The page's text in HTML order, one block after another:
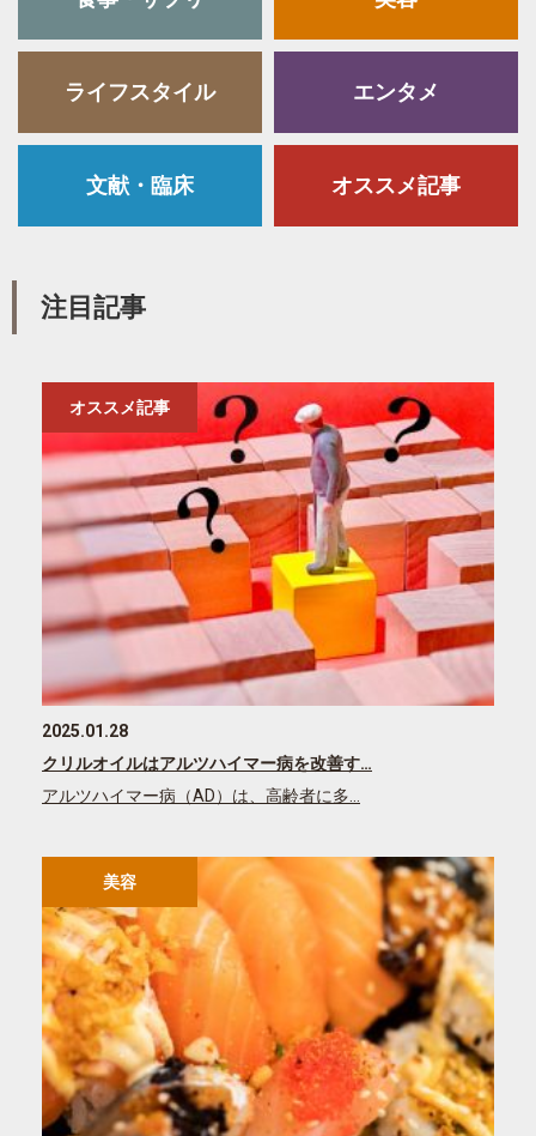
ライフスタイル エンタメ
文献・臨床 オススメ記事
注目記事
オススメ記事
2025.01.28
クリルオイルはアルツハイマー病を改善す…
アルツハイマー病（AD）は、高齢者に多…
美容